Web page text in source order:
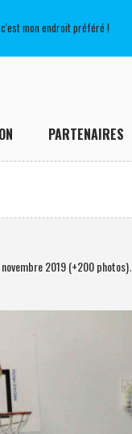
c'est mon endroit préféré !
PARTENAIRES
novembre 2019 (+200 photos).